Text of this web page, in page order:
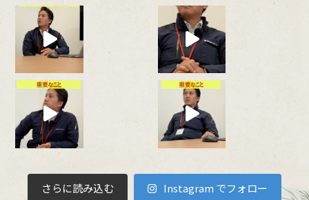
さらに読み込む Instagram でフォロー